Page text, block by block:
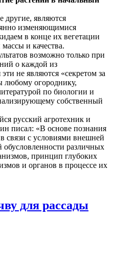
являются
изменяющимися
в конце их вегетации
и качества.
возможно только при
о каждой из
не являются «секретом за
любому огороднику,
по биологии и
собственный
русский агротехник и
писал: «В основе познания
связи с условиями внешней
различных
принцип глубоких
и органов в процессе их
для рассады